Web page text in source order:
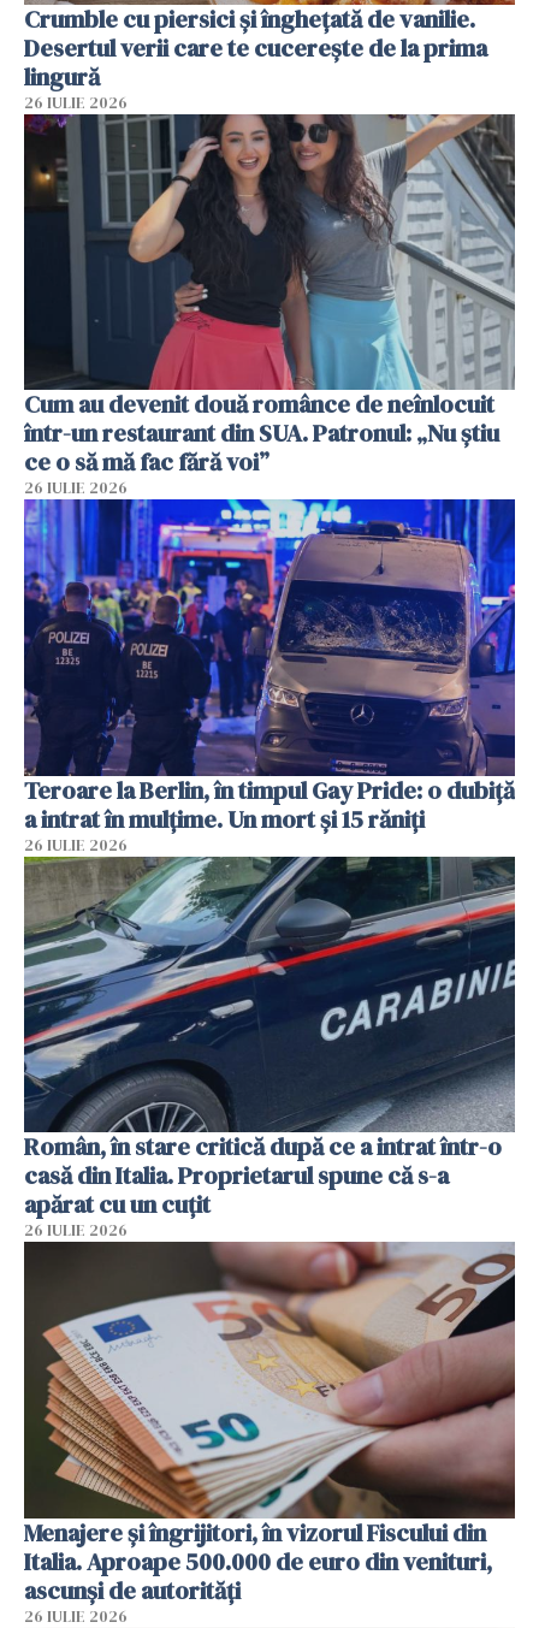
Crumble cu piersici și înghețată de vanilie.
Desertul verii care te cucerește de la prima
lingură
26 IULIE 2026
Cum au devenit două românce de neînlocuit
într-un restaurant din SUA. Patronul: „Nu știu
ce o să mă fac fără voi”
26 IULIE 2026
Teroare la Berlin, în timpul Gay Pride: o dubiță
a intrat în mulțime. Un mort și 15 răniți
26 IULIE 2026
Român, în stare critică după ce a intrat într-o
casă din Italia. Proprietarul spune că s-a
apărat cu un cuțit
26 IULIE 2026
Menajere și îngrijitori, în vizorul Fiscului din
Italia. Aproape 500.000 de euro din venituri,
ascunși de autorități
26 IULIE 2026